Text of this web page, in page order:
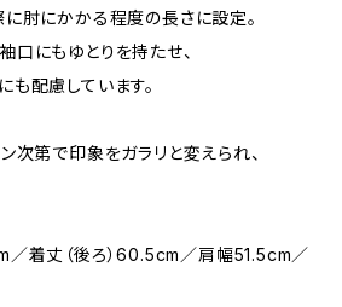
肘にかかる程度の長さに設定。
にもゆとりを持たせ、
配慮しています。
次第で印象をガラリと変えられ、
／着丈（後ろ）60.5cm／肩幅51.5cm／